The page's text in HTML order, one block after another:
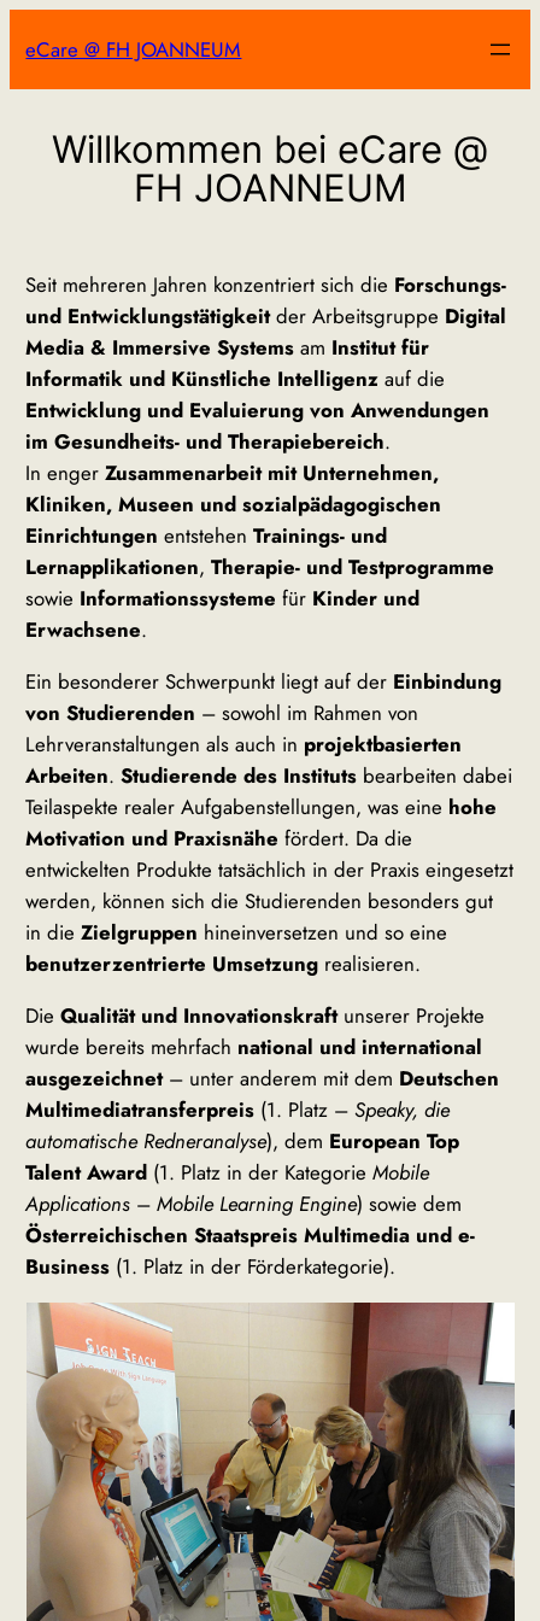
Inhalt
springen
eCare @ FH JOANNEUM
Willkommen bei eCare @
FH JOANNEUM
Seit mehreren Jahren konzentriert sich die Forschungs-
und Entwicklungstätigkeitder Arbeitsgruppe Digital
Media & Immersive Systems am Institut für
Informatik und Künstliche Intelligenz auf die
Entwicklung und Evaluierung von Anwendungen
im Gesundheits- und Therapiebereich.
In engerZusammenarbeit mit Unternehmen,
Kliniken, Museen und sozialpädagogischen
Einrichtungen entstehenTrainings- und
Lernapplikationen,Therapie- und Testprogramme
sowie Informationssysteme für Kinder und
Erwachsene.
Ein besonderer Schwerpunkt liegt auf der Einbindung
von Studierenden – sowohl im Rahmen von
Lehrveranstaltungen als auch in projektbasierten
Arbeiten.Studierende des Instituts bearbeiten dabei
Teilaspekte realer Aufgabenstellungen, was eine hohe
Motivation und Praxisnähe fördert. Da die
entwickelten Produkte tatsächlich in der Praxis eingesetzt
werden, können sich die Studierenden besonders gut
in dieZielgruppen hineinversetzen und so eine
benutzerzentrierte Umsetzung realisieren.
DieQualität und Innovationskraftunserer Projekte
wurde bereits mehrfach national und international
ausgezeichnet– unter anderem mit dem Deutschen
Multimediatransferpreis (1. Platz –Speaky, die
automatische Redneranalyse), dem European Top
Talent Award (1. Platz in der KategorieMobile
Applications –Mobile Learning Engine) sowie dem
Österreichischen Staatspreis Multimedia und e-
Business (1. Platz in der Förderkategorie).